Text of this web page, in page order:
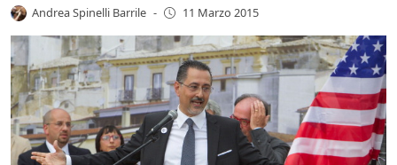
Andrea Spinelli Barrile - 11 Marzo 2015